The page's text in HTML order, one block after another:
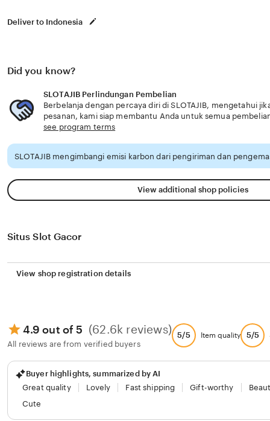
Deliver to Indonesia
Did you know?
SLOTAJIB Perlindungan Pembelian
Berbelanja dengan percaya diri di SLOTAJIB, mengetahui
pesanan, kami siap membantu Anda untuk semua
see program terms
SLOTAJIB mengimbangi emisi karbon dari pengiriman dan
View additional shop policies
Situs Slot Gacor
View shop registration details
4.9 out of 5 (62.6k reviews)
All reviews are from verified buyers
5/5 Item quality 5/5
Buyer highlights, summarized by AI
Great quality
Lovely Fast shipping Gift-worthy
Cute